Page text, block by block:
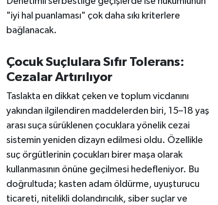
"iyi hal puanlaması" çok daha sıkı kriterlere
bağlanacak.
Çocuk Suçlulara Sıfır Tolerans:
Cezalar Artırılıyor
Taslakta en dikkat çeken ve toplum vicdanını
yakından ilgilendiren maddelerden biri, 15–18 yaş
arası suça sürüklenen çocuklara yönelik cezai
sistemin yeniden dizayn edilmesi oldu. Özellikle
suç örgütlerinin çocukları birer maşa olarak
kullanmasının önüne geçilmesi hedefleniyor. Bu
doğrultuda; kasten adam öldürme, uyuşturucu
ticareti, nitelikli dolandırıcılık, siber suçlar ve